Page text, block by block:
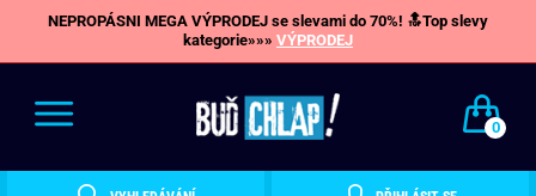
NEPROPÁSNI MEGA VÝPRODEJ se slevami do 70%! 🔝Top slevy
kategorie»»» VÝPRODEJ
0